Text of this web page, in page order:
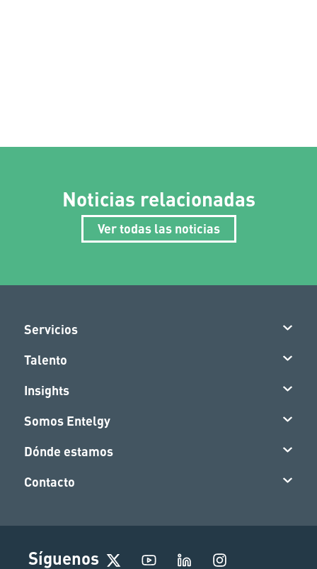
Noticias relacionadas
Ver todas las noticias
Servicios
Talento
Insights
Somos Entelgy
Dónde estamos
Contacto
Síguenos
I